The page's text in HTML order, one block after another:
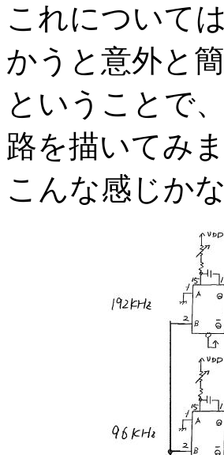
これについて
かうと意外と
ということで
路を描いてみま
こんな感じか